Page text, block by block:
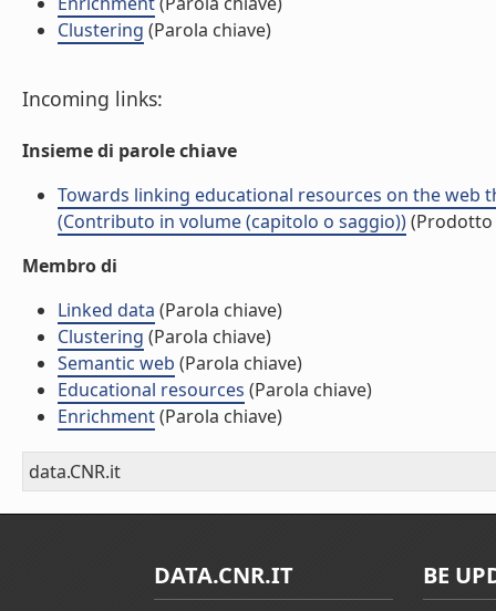
Clustering (Parola chiave)
Incoming links:
Insieme di parole chiave
Towards linking educational resources on the
(Contributo in volume (capitolo o saggio))(Prodotto
Membro di
Linked data (Parola chiave)
Clustering (Parola chiave)
Semantic web (Parola chiave)
Educational resources (Parola chiave)
Enrichment(Parola chiave)
data.CNR.it
DATA.CNR.IT BE